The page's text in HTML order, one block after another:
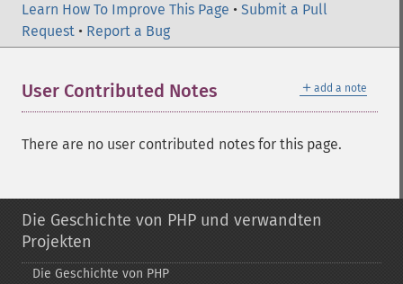
Learn How To Improve This Page • Submit a Pull
Request • Report a Bug
＋ add a note
User Contributed Notes
There are no user contributed notes for this page.
Die Geschichte von PHP und verwandten
Projekten
Die Geschichte von PHP